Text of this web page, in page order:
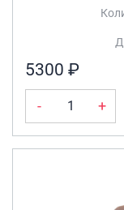
5300 ₽
- +